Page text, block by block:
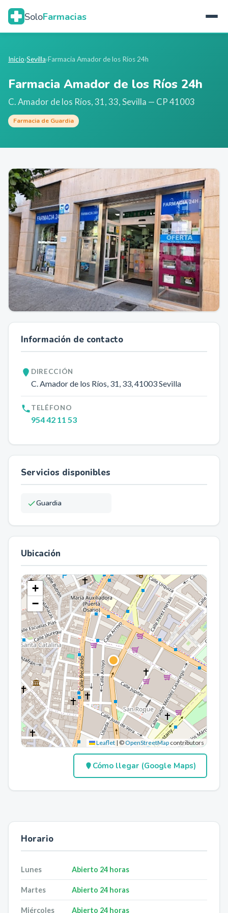
SoloFarmacias
Inicio›Sevilla›Farmacia Amador de los Ríos 24h
Farmacia Amador de los Ríos 24h
C. Amador de los Ríos, 31, 33,Sevilla — CP 41003
Farmacia de Guardia
Información de contacto
DIRECCIÓN
C. Amador de los Ríos, 31, 33, 41003Sevilla
TELÉFONO
954 42 11 53
Servicios disponibles
Guardia
Ubicación
+
−
Leaflet | ©OpenStreetMap contributors
Cómo llegar (Google Maps)
Horario
Lunes Abierto 24 horas
Martes Abierto 24 horas
Miércoles Abierto 24 horas